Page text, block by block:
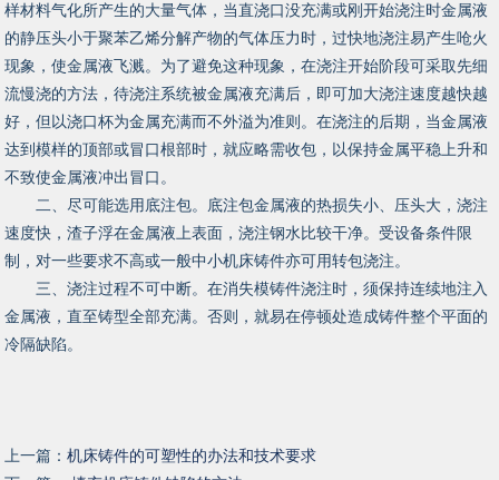
样材料气化所产生的大量气体，当直浇口没充满或刚开始浇注时金属液
的静压头小于聚苯乙烯分解产物的气体压力时，过快地浇注易产生呛火
现象，使金属液飞溅。为了避免这种现象，在浇注开始阶段可采取先细
流慢浇的方法，待浇注系统被金属液充满后，即可加大浇注速度越快越
好，但以浇口杯为金属充满而不外溢为准则。在浇注的后期，当金属液
达到模样的顶部或冒口根部时，就应略需收包，以保持金属平稳上升和
不致使金属液冲出冒口。
二、尽可能选用底注包。底注包金属液的热损失小、压头大，浇注
速度快，渣子浮在金属液上表面，浇注钢水比较干净。受设备条件限
制，对一些要求不高或一般中小机床铸件亦可用转包浇注。
三、浇注过程不可中断。在消失模铸件浇注时，须保持连续地注入
金属液，直至铸型全部充满。否则，就易在停顿处造成铸件整个平面的
冷隔缺陷。
上一篇：机床铸件的可塑性的办法和技术要求